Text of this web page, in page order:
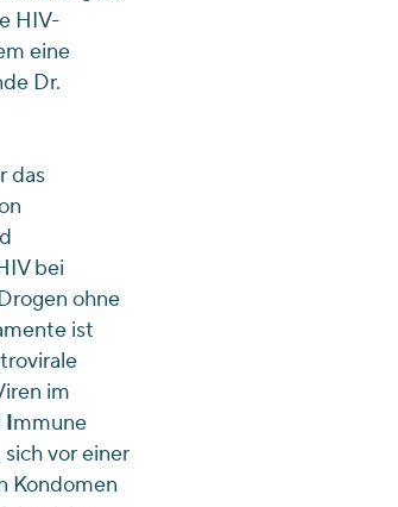
HIV-
eine
Dr.
das
bei
ohne
ist
im
Immune
vor einer
Kondomen